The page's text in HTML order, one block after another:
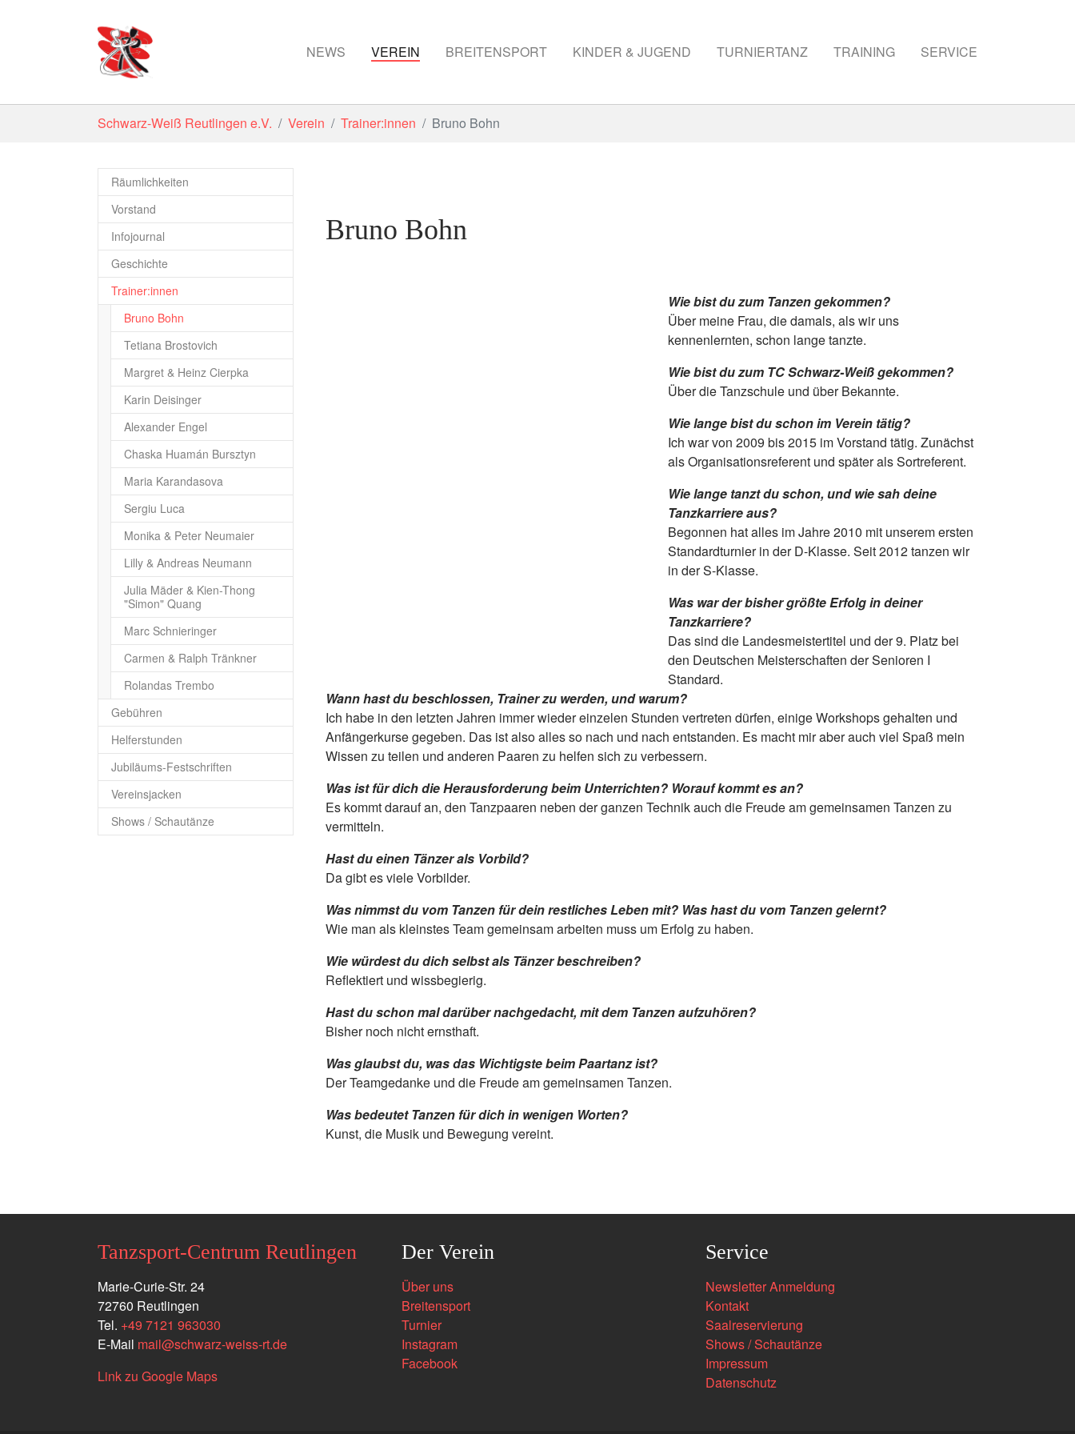
NEWS VEREIN BREITENSPORT KINDER & JUGEND TURNIERTANZ TRAINING SERVICE
Schwarz-Weiß Reutlingen e.V. Verein Trainer:innen Bruno Bohn
Räumlichkeiten
Vorstand
Infojournal
Geschichte
Trainer:innen
Bruno Bohn
Tetiana Brostovich
Margret & Heinz Cierpka
Karin Deisinger
Alexander Engel
Chaska Huamán Bursztyn
Maria Karandasova
Sergiu Luca
Monika & Peter Neumaier
Lilly & Andreas Neumann
Julia Mäder & Kien-Thong
"Simon" Quang
Marc Schnieringer
Carmen & Ralph Tränkner
Rolandas Trembo
Gebühren
Helferstunden
Jubiläums-Festschriften
Vereinsjacken
Shows / Schautänze
Bruno Bohn
Wie bist du zum Tanzen ge­kommen?
Über meine Frau, die damals, als wir uns
kennenlernten, schon lange tanzte.
Wie bist du zum TC Schwarz-Weiß gekommen?
Über die Tanzschule und über Bekannte.
Wie lange bist du schon im Verein tätig?
Ich war von 2009 bis 2015 im Vorstand tätig. Zunächst
als Organisationsreferent und später als Sortreferent.
Wie lange tanzt du schon, und wie sah deine
Tanzkarriere aus?
Begonnen hat alles im Jahre 2010 mit unserem ersten
Standardturnier in der D-Klasse. Seit 2012 tanzen wir
in der S-Klasse.
Was war der bisher größte Erfolg in deiner
Tanzkarriere?
Das sind die Landesmeistertitel und der 9. Platz bei
den Deutschen Meisterschaften der Senioren I
Standard.
Wann hast du beschlossen, Trainer zu werden, und warum?
Ich habe in den letzten Jahren immer wieder einzelen Stunden vertreten dürfen, einige Workshops gehalten und
Anfängerkurse gegeben. Das ist also alles so nach und nach entstanden. Es macht mir aber auch viel Spaß mein
Wissen zu teilen und anderen Paaren zu helfen sich zu verbessern.
Was ist für dich die Herausforderung beim Unterrichten? Worauf kommt es an?
Es kommt darauf an, den Tanzpaaren neben der ganzen Technik auch die Freude am gemeinsamen Tanzen zu
vermitteln.
Hast du einen Tänzer als Vorbild?
Da gibt es viele Vorbilder.
Was nimmst du vom Tanzen für dein restliches Leben mit? Was hast du vom Tanzen gelernt?
Wie man als kleinstes Team gemeinsam arbeiten muss um Erfolg zu haben.
Wie würdest du dich selbst als Tänzer beschreiben?
Reflektiert und wissbegierig.
Hast du schon mal darüber nachgedacht, mit dem Tanzen auf­zuhören?
Bisher noch nicht ernsthaft.
Was glaubst du, was das Wichtigste beim Paartanz ist?
Der Teamgedanke und die Freude am gemeinsamen Tanzen.
Was bedeutet Tanzen für dich in wenigen Worten?
Kunst, die Musik und Bewegung vereint.
Tanzsport-Centrum Reutlingen
Marie-Curie-Str. 24
72760 Reutlingen
Tel. +49 7121 963030
E-Mail mail@schwarz-weiss-rt.de
Link zu Google Maps
Der Verein
Über uns
Breitensport
Turnier
Instagram
Facebook
Service
Newsletter Anmeldung
Kontakt
Saalreservierung
Shows / Schautänze
Impressum
Datenschutz